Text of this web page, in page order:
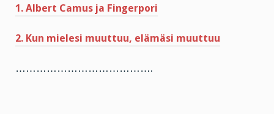
1. Albert Camus ja Fingerpori
2. Kun mielesi muuttuu, elämäsi muuttuu
………………………………….